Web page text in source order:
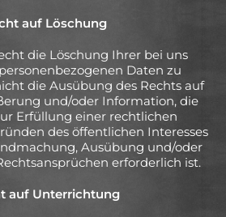
auf Löschung
die Löschung Ihrer bei uns
Daten zu
die Ausübung des Rechts auf
und/oder Information, die
Erfüllung einer rechtlichen
des öffentlichen Interesses
Ausübung und/oder
erforderlich ist.
auf Unterrichtung